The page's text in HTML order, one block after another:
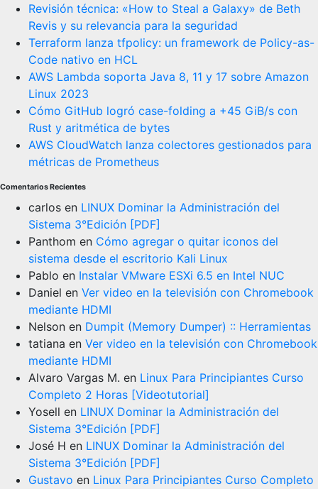
Revisión técnica: «How to Steal a Galaxy» de Beth
Revis y su relevancia para la seguridad
Terraform lanza tfpolicy: un framework de Policy-as-
Code nativo en HCL
AWS Lambda soporta Java 8, 11 y 17 sobre Amazon
Linux 2023
Cómo GitHub logró case-folding a +45 GiB/s con
Rust y aritmética de bytes
AWS CloudWatch lanza colectores gestionados para
métricas de Prometheus
Comentarios Recientes
carlos en LINUX Dominar la Administración del
Sistema 3°Edición [PDF]
Panthom en Cómo agregar o quitar iconos del
sistema desde el escritorio Kali Linux
Pablo en Instalar VMware ESXi 6.5 en Intel NUC
Daniel en Ver video en la televisión con Chromebook
mediante HDMI
Nelson en Dumpit (Memory Dumper) :: Herramientas
tatiana en Ver video en la televisión con Chromebook
mediante HDMI
Alvaro Vargas M. en Linux Para Principiantes Curso
Completo 2 Horas [Videotutorial]
Yosell en LINUX Dominar la Administración del
Sistema 3°Edición [PDF]
José H en LINUX Dominar la Administración del
Sistema 3°Edición [PDF]
Gustavo en Linux Para Principiantes Curso Completo